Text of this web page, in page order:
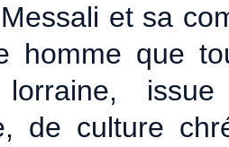
et sa
homme que
lorraine,
de culture